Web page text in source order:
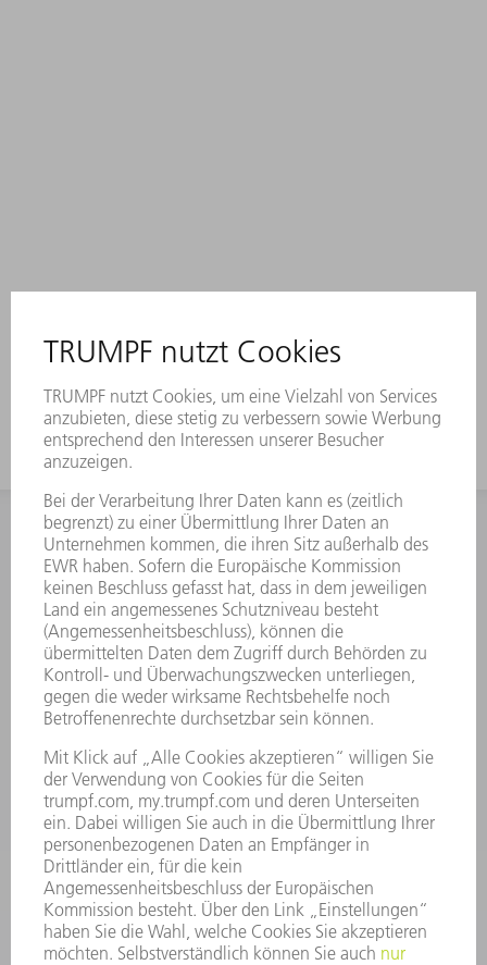
INFORMATION
Häufig gestellte Fragen
Allgemeine Geschäftsbedingungen
KONTAKT
Kundenbetreuung TRUMPF Werkzeugmaschinen
+49 7156 303 33222
Mo - Fr: 07:30 - 17:30 Uhr
Erweiterte Rufbereitschaft per Service App Mo - Fr:
06:30 - 20.00 Uhr Sa: 07:00 - 12:00 Uhr
Kundenbetreuung@trumpf.com
KONTAKT
Service TRUMPF Lasertechnik
+49 7156 303 37444
Mo - Fr: 07:30 - 18:00 Uhr
Additive Manufacturing 07:30 - 17:30 Uhr
spareparts.tld@trumpf.com